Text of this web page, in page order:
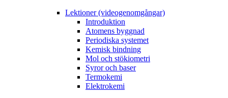
Lektioner (videogenomgångar)
Introduktion
Atomens byggnad
Periodiska systemet
Kemisk bindning
Mol och stökiometri
Syror och baser
Termokemi
Elektrokemi